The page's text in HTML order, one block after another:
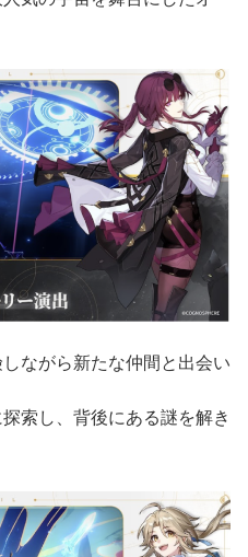
ながら新たな仲間と出会い
索し、背後にある謎を解き